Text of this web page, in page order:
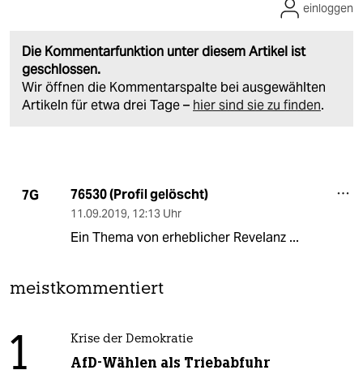
Die Kommentarfunktion unter diesem Artikel ist
geschlossen.
Wir öffnen die Kommentarspalte bei ausgewählten
Artikeln für etwa drei Tage – hier sind sie zu finden.
einloggen
7G 76530 (Profil gelöscht)
11.09.2019, 12:13 Uhr
Ein Thema von erheblicher Revelanz ...
meistkommentiert
1 Krise der Demokratie
AfD-Wählen als Triebabfuhr